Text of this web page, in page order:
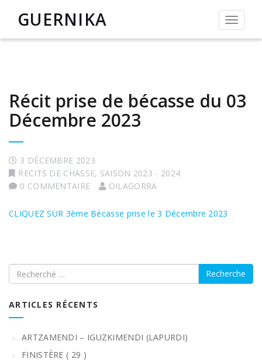
GUERNIKA
Récit prise de bécasse du 03
Décembre 2023
3 DÉCEMBRE 2023
RECITS DE CHASSE, SAISON 2023 - 2024
0 COMMENTAIRE
OILAGORRA
CLIQUEZ SUR 3ème Bécasse prise le 3 Décembre 2023
Recherche
ARTICLES RÉCENTS
ARTZAMENDI – IGUZKIMENDI (LAPURDI)
FINISTÈRE ( 29 )